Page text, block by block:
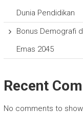
Dunia Pendidikan
Bonus Demografi
Emas 2045
Recent
No comments to